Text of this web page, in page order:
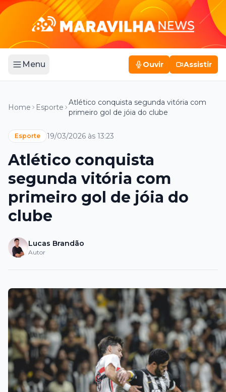
Menu Ouvir Assistir
Home Esporte
Atlético conquista segunda vitória com
primeiro gol de jóia do clube
Esporte 19/03/2026 às 13:23
Atlético conquista
segunda vitória com
primeiro gol de jóia do
clube
Lucas Brandão
Autor